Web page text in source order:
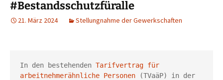
#Bestandsschutzfüralle
21. März 2024 Stellungnahme der Gewerkschaften
In den bestehenden Tarifvertrag für
arbeitnehmerähnliche Personen (TVaäP) in der